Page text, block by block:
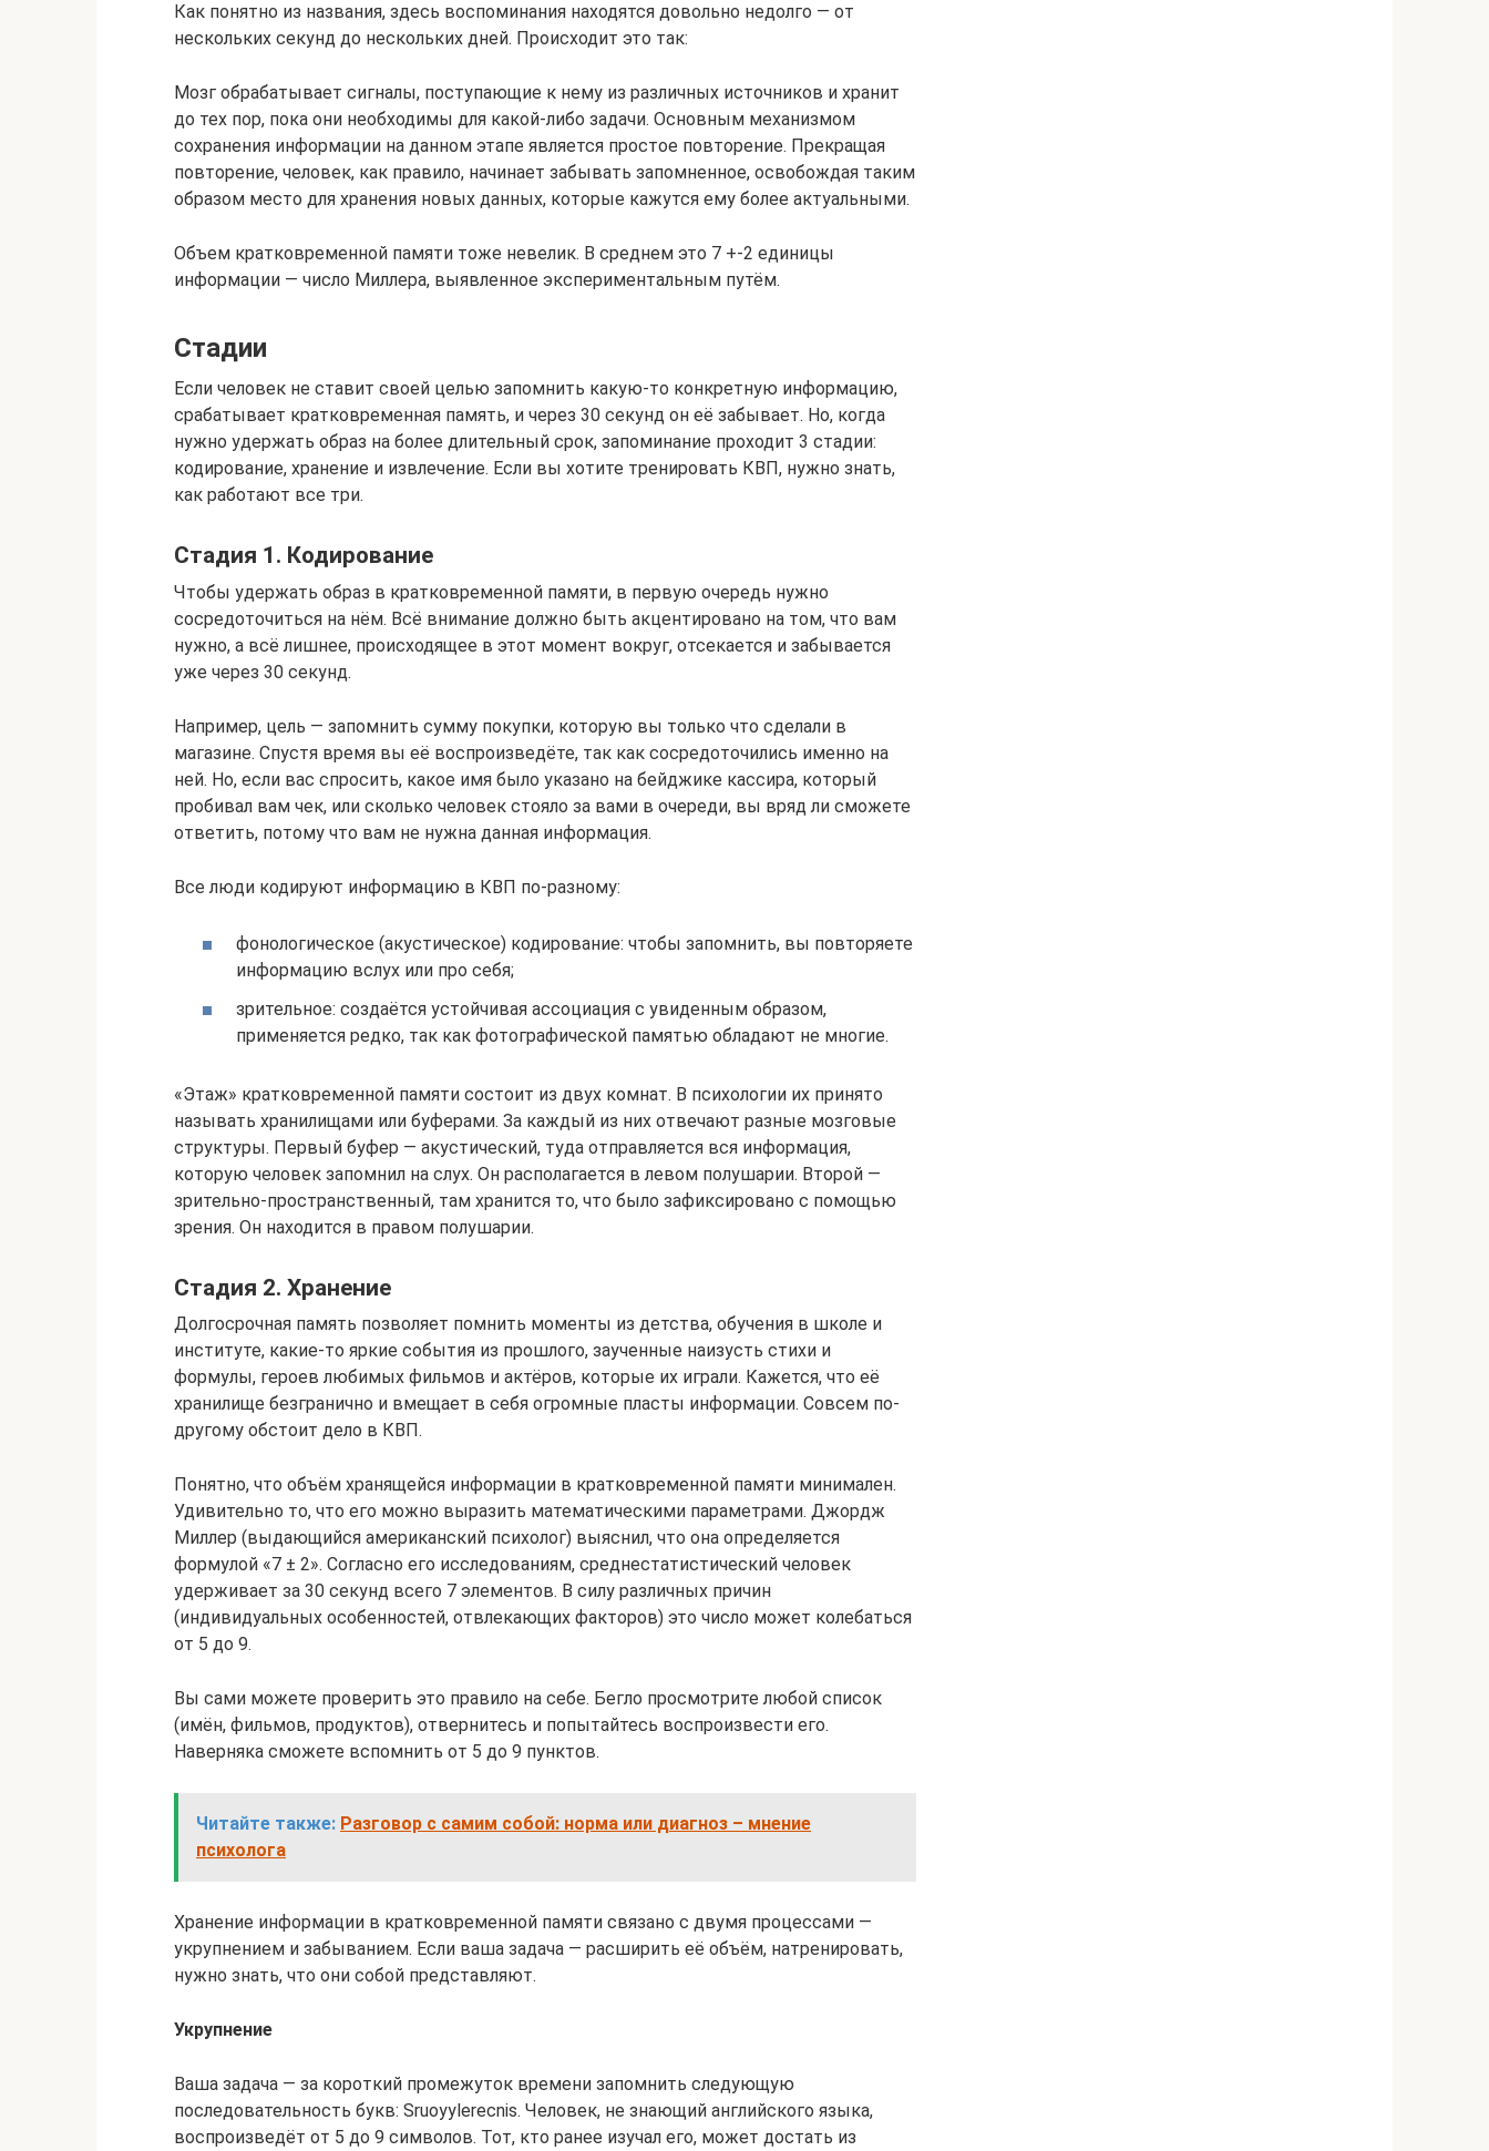
Как понятно из названия, здесь воспоминания находятся довольно недолго — от
нескольких секунд до нескольких дней. Происходит это так:
Мозг обрабатывает сигналы, поступающие к нему из различных источников и хранит
до тех пор, пока они необходимы для какой-либо задачи. Основным механизмом
сохранения информации на данном этапе является простое повторение. Прекращая
повторение, человек, как правило, начинает забывать запомненное, освобождая таким
образом место для хранения новых данных, которые кажутся ему более актуальными.
Объем кратковременной памяти тоже невелик. В среднем это 7 +-2 единицы
информации — число Миллера, выявленное экспериментальным путём.
Стадии
Если человек не ставит своей целью запомнить какую-то конкретную информацию,
срабатывает кратковременная память, и через 30 секунд он её забывает. Но, когда
нужно удержать образ на более длительный срок, запоминание проходит 3 стадии:
кодирование, хранение и извлечение. Если вы хотите тренировать КВП, нужно знать,
как работают все три.
Стадия 1. Кодирование
Чтобы удержать образ в кратковременной памяти, в первую очередь нужно
сосредоточиться на нём. Всё внимание должно быть акцентировано на том, что вам
нужно, а всё лишнее, происходящее в этот момент вокруг, отсекается и забывается
уже через 30 секунд.
Например, цель — запомнить сумму покупки, которую вы только что сделали в
магазине. Спустя время вы её воспроизведёте, так как сосредоточились именно на
ней. Но, если вас спросить, какое имя было указано на бейджике кассира, который
пробивал вам чек, или сколько человек стояло за вами в очереди, вы вряд ли сможете
ответить, потому что вам не нужна данная информация.
Все люди кодируют информацию в КВП по-разному:
фонологическое (акустическое) кодирование: чтобы запомнить, вы повторяете
информацию вслух или про себя;
зрительное: создаётся устойчивая ассоциация с увиденным образом,
применяется редко, так как фотографической памятью обладают не многие.
«Этаж» кратковременной памяти состоит из двух комнат. В психологии их принято
называть хранилищами или буферами. За каждый из них отвечают разные мозговые
структуры. Первый буфер — акустический, туда отправляется вся информация,
которую человек запомнил на слух. Он располагается в левом полушарии. Второй —
зрительно-пространственный, там хранится то, что было зафиксировано с помощью
зрения. Он находится в правом полушарии.
Стадия 2. Хранение
Долгосрочная память позволяет помнить моменты из детства, обучения в школе и
институте, какие-то яркие события из прошлого, заученные наизусть стихи и
формулы, героев любимых фильмов и актёров, которые их играли. Кажется, что её
хранилище безгранично и вмещает в себя огромные пласты информации. Совсем по-
другому обстоит дело в КВП.
Понятно, что объём хранящейся информации в кратковременной памяти минимален.
Удивительно то, что его можно выразить математическими параметрами. Джордж
Миллер (выдающийся американский психолог) выяснил, что она определяется
формулой «7 ± 2». Согласно его исследованиям, среднестатистический человек
удерживает за 30 секунд всего 7 элементов. В силу различных причин
(индивидуальных особенностей, отвлекающих факторов) это число может колебаться
от 5 до 9.
Вы сами можете проверить это правило на себе. Бегло просмотрите любой список
(имён, фильмов, продуктов), отвернитесь и попытайтесь воспроизвести его.
Наверняка сможете вспомнить от 5 до 9 пунктов.
Читайте также: Разговор с самим собой: норма или диагноз – мнение
психолога
Хранение информации в кратковременной памяти связано с двумя процессами —
укрупнением и забыванием. Если ваша задача — расширить её объём, натренировать,
нужно знать, что они собой представляют.
Укрупнение
Ваша задача — за короткий промежуток времени запомнить следующую
последовательность букв: Sruoyylerecnis. Человек, не знающий английского языка,
воспроизведёт от 5 до 9 символов. Тот, кто ранее изучал его, может достать из